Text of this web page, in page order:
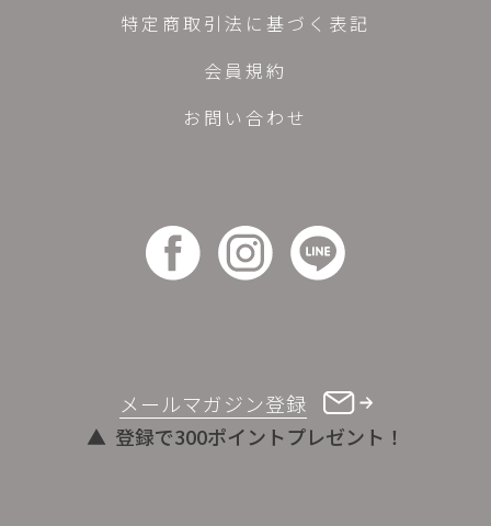
メールマガジン登録
登録で300ポイントプレゼント！
特定商取引法に基づく表記
会員規約
お問い合わせ